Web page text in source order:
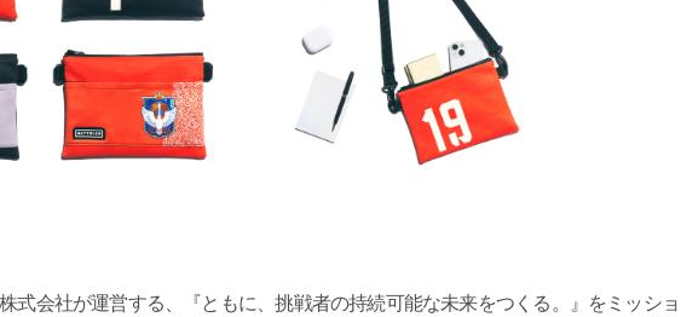
式会社が運営する、『ともに、挑戦者の持続可能な未来をつくる。』をミッショ